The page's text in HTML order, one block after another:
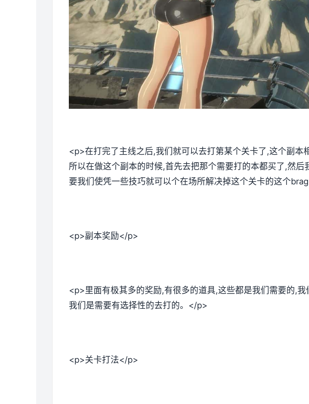
<p>在打完了主线之后,我们就可以去打第某个关卡了,这个副
所以在做这个副本的时候,首先去把那个需要打的本都买了,然
要我们使凭一些技巧就可以个在场所解决掉这个关卡的这个brag
<p>副本奖励</p>
<p>里面有极其多的奖励,有很多的道具,这些都是我们需要的,
我们是需要有选择性的去打的。</p>
<p>关卡打法</p>